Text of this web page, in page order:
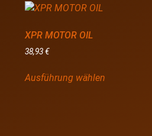
XPR MOTOR OIL
38,93€
Ausführung wählen